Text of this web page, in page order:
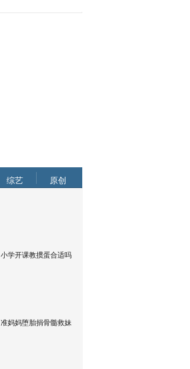
综艺 原创
小学开课教掼蛋合适吗
准妈妈堕胎捐骨髓救妹